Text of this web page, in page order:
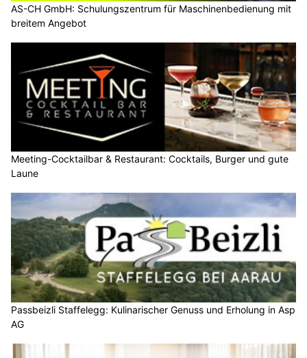
AS-CH GmbH: Schulungszentrum für Maschinenbedienung mit
breitem Angebot
Meeting-Cocktailbar & Restaurant: Cocktails, Burger und gute
Laune
Passbeizli Staffelegg: Kulinarischer Genuss und Erholung in Asp
AG